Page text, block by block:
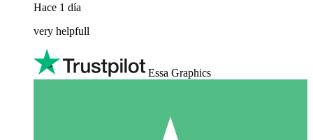
Hace 1 día
very helpfull
Essa Graphics